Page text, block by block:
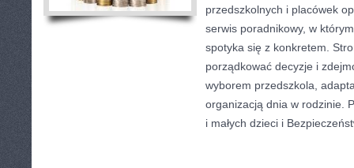
przedszkolnych i placówek
serwis poradnikowy, w
spotyka się z konkretem.
porządkować decyzje i
wyborem przedszkola,
organizacją dnia w rodzinie.
i małych dzieci i